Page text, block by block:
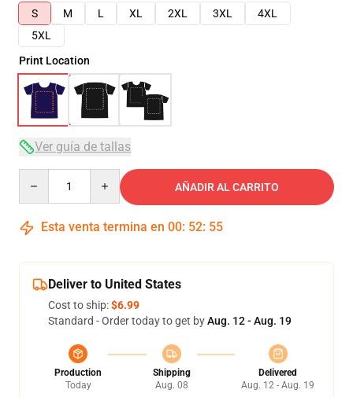
S
M L XL 2XL 3XL
4XL
5XL
Print Location
Ver guía de tallas
AÑADIR AL CARRITO
Esta venta termina en 00: 52: 54
Deliver to United States
Cost to ship:$6.99
Standard - Order today to get byAug. 12 - Aug. 19
Production
Today
Shipping
Aug. 08
Delivered
Aug. 12 - Aug. 19